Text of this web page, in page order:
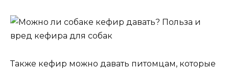
Также кефир можно давать питомцам, которые